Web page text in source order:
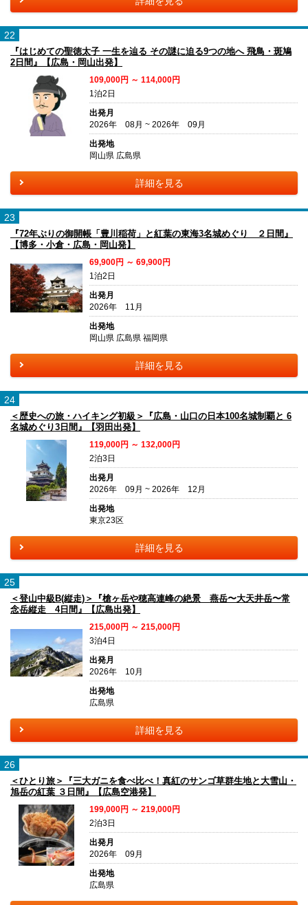
22
『はじめての聖徳太子 一生を辿る その謎に迫る9つの地へ 飛鳥・斑鳩
2日間』【広島・岡山出発】
109,000円 ～ 114,000円
1泊2日
出発月
2026年 08月 ~ 2026年 09月
出発地
岡山県 広島県
詳細を見る
23
『72年ぶりの御開帳「豊川稲荷」と紅葉の東海3名城めぐり ２日間』
【博多・小倉・広島・岡山発】
69,900円 ～ 69,900円
1泊2日
出発月
2026年 11月
出発地
岡山県 広島県 福岡県
詳細を見る
24
＜歴史への旅・ハイキング初級＞『広島・山口の日本100名城制覇と 6
名城めぐり3日間』【羽田出発】
119,000円 ～ 132,000円
2泊3日
出発月
2026年 09月 ~ 2026年 12月
出発地
東京23区
詳細を見る
25
＜登山中級B(縦走)＞『槍ヶ岳や穂高連峰の絶景 燕岳〜大天井岳〜常
念岳縦走 4日間』【広島出発】
215,000円 ～ 215,000円
3泊4日
出発月
2026年 10月
出発地
広島県
詳細を見る
26
＜ひとり旅＞『三大ガニを食べ比べ！真紅のサンゴ草群生地と大雪山・
旭岳の紅葉 ３日間』【広島空港発】
199,000円 ～ 219,000円
2泊3日
出発月
2026年 09月
出発地
広島県